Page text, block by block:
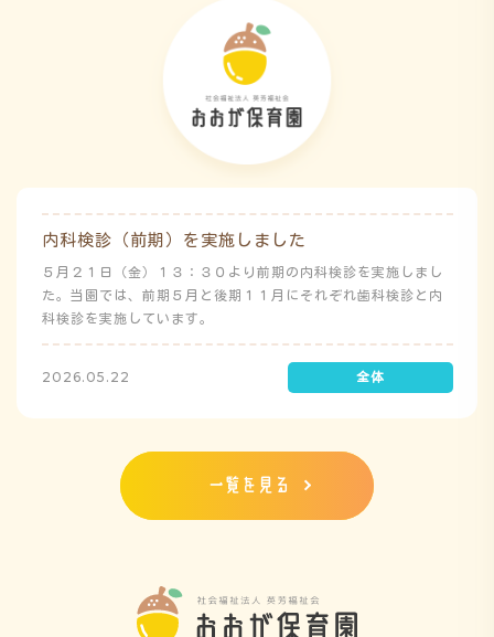
内科検診（前期）を実施しました
５月２１日（金）１３：３０より前期の内科検診を実施しまし
た。当園では、前期５月と後期１１月にそれぞれ歯科検診と内
科検診を実施しています。
2026.05.22
一覧を見る